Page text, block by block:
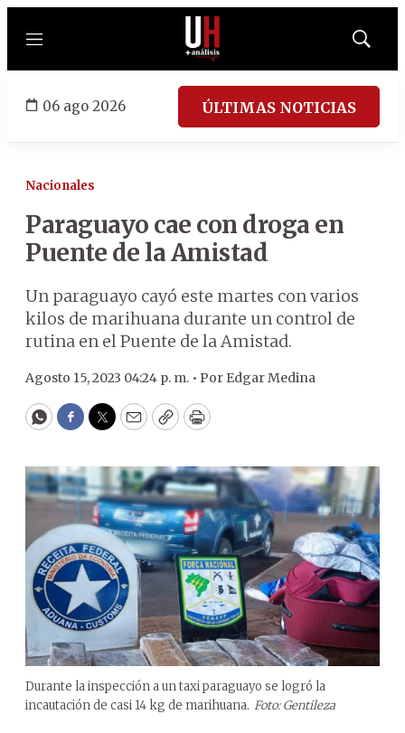
Menú
Mostrar
06 ago 2026 ÚLTIMAS NOTICIAS
Nacionales
Paraguayo cae con droga en
Puente de la Amistad
Un paraguayo cayó este martes con varios
kilos de marihuana durante un control de
rutina en el Puente de la Amistad.
Agosto 15, 2023 04:24 p. m. • Por Edgar Medina
WhatsApp
Facebook
Twitter
EmailCopyPrint
Durante la inspección a un taxi paraguayo se logró la
incautación de casi 14 kg de marihuana. Foto: Gentileza